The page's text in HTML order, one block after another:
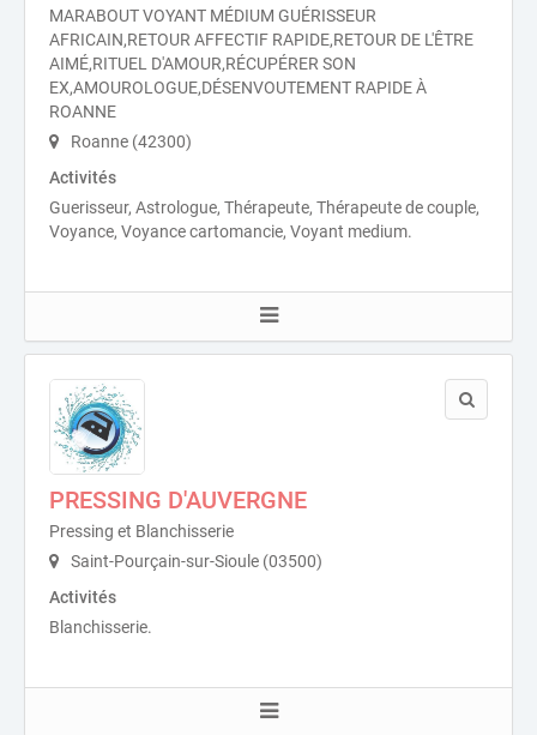
MARABOUT VOYANT MÉDIUM GUÉRISSEUR
AFRICAIN,RETOUR AFFECTIF RAPIDE,RETOUR DE L'ÊTRE
AIMÉ,RITUEL D'AMOUR,RÉCUPÉRER SON
EX,AMOUROLOGUE,DÉSENVOUTEMENT RAPIDE À
ROANNE
Roanne (42300)
Activités
Guerisseur, Astrologue, Thérapeute, Thérapeute de couple,
Voyance, Voyance cartomancie, Voyant medium.
PRESSING D'AUVERGNE
Pressing et Blanchisserie
Saint-Pourçain-sur-Sioule (03500)
Activités
Blanchisserie.